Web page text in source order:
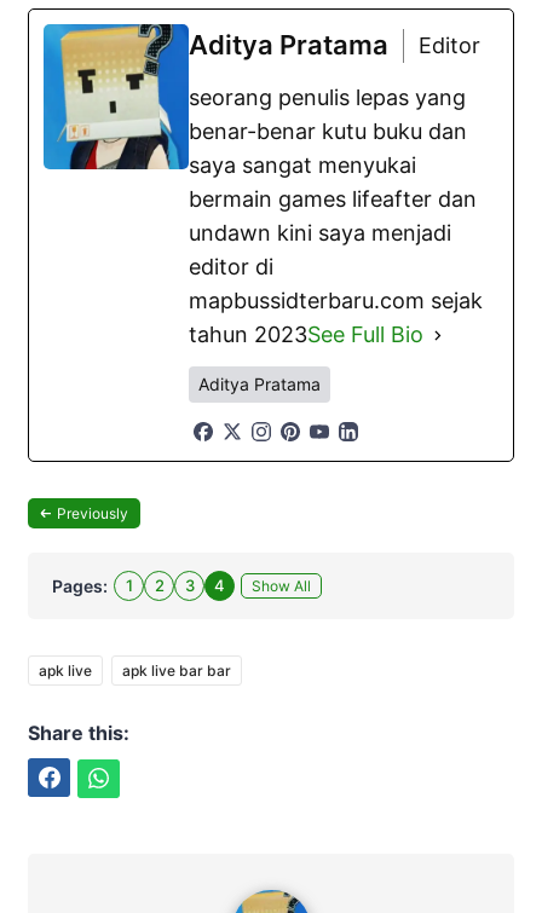
Aditya Pratama Editor
seorang penulis lepas yang
benar-benar kutu buku dan
saya sangat menyukai
bermain games lifeafter dan
undawn kini saya menjadi
editor di
mapbussidterbaru.com sejak
tahun 2023See Full Bio
Aditya Pratama
Previously
Pages: 1 2 3 4 Show All
apk live apk live bar bar
Share this: